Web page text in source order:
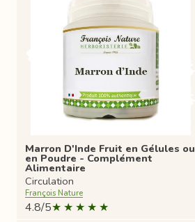
Marron D'Inde Fruit en Gélules ou
en Poudre - Complément
Alimentaire
Circulation
François Nature
4.8/5